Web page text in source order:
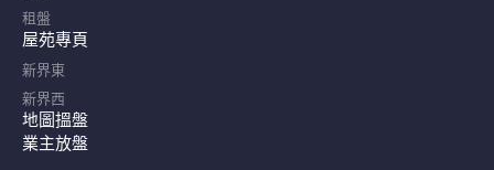
租盤
屋苑專頁
新界東
新界西
地圖搵盤
業主放盤